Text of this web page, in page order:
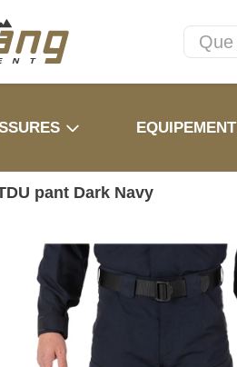
EQUIPEMENT
pant Dark Navy